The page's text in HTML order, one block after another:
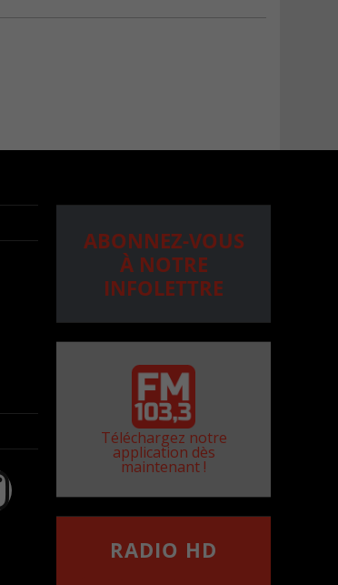
ABONNEZ-VOUS
À NOTRE
INFOLETTRE
Téléchargez notre
application dès
maintenant !
RADIO HD